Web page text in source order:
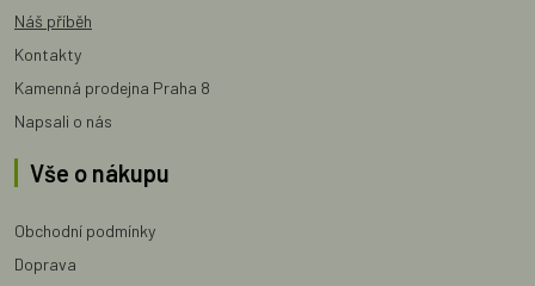
Náš příběh
Kontakty
Kamenná prodejna Praha 8
Napsali o nás
Vše o nákupu
Obchodní podmínky
Doprava